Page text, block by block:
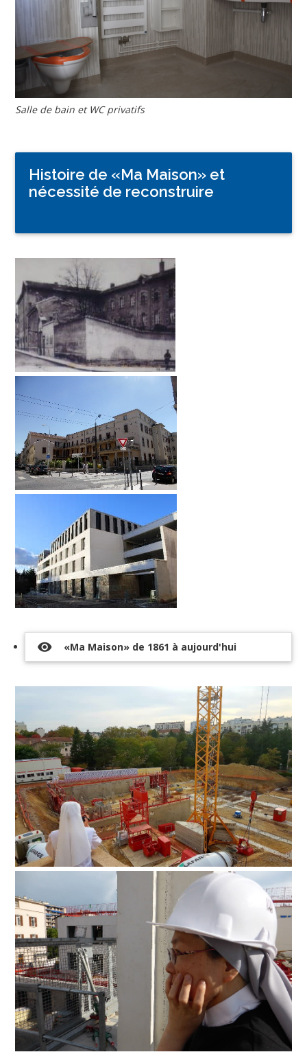
Salle de bain et WC privatifs
Histoire de «Ma Maison» et
nécessité de reconstruire
visibility «Ma Maison» de 1861 à aujourd'hui